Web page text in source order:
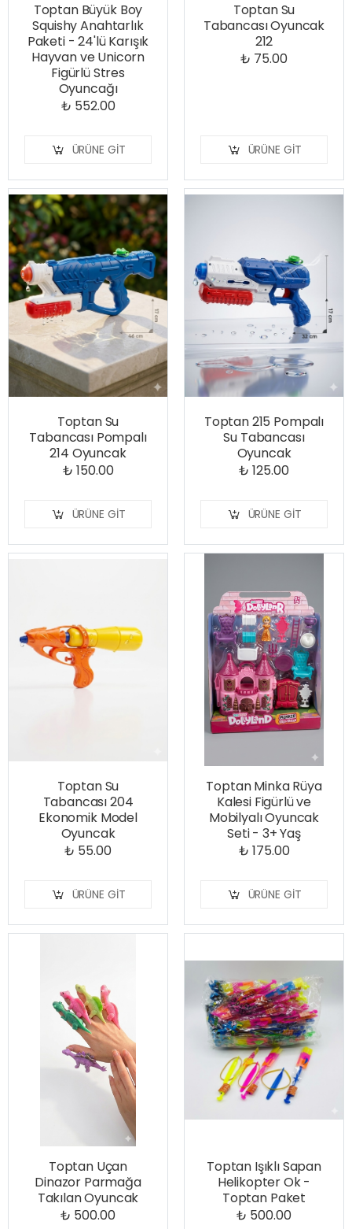
Toptan Büyük Boy
Squishy Anahtarlık
Paketi - 24'lü Karışık
Hayvan ve Unicorn
Figürlü Stres
Oyuncağı
₺ 552.00
ÜRÜNE GIT
Toptan Su
Tabancası Oyuncak
212
₺ 75.00
ÜRÜNE GIT
Toptan Su
Tabancası Pompalı
214 Oyuncak
₺ 150.00
ÜRÜNE GIT
Toptan 215 Pompalı
Su Tabancası
Oyuncak
₺ 125.00
ÜRÜNE GIT
Toptan Su
Tabancası 204
Ekonomik Model
Oyuncak
₺ 55.00
ÜRÜNE GIT
Toptan Minka Rüya
Kalesi Figürlü ve
Mobilyalı Oyuncak
Seti - 3+ Yaş
₺ 175.00
ÜRÜNE GIT
Toptan Uçan
Dinazor Parmağa
Takılan Oyuncak
₺ 500.00
Toptan Işıklı Sapan
Helikopter Ok -
Toptan Paket
₺ 500.00